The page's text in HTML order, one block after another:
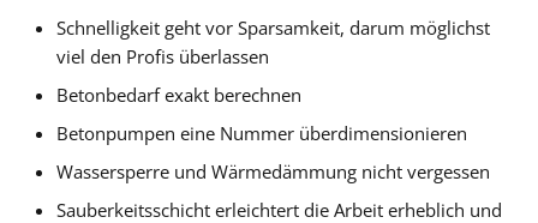
Schnelligkeit geht vor Sparsamkeit, darum möglichst
viel den Profis überlassen
Betonbedarf exakt berechnen
Betonpumpen eine Nummer überdimensionieren
Wassersperre und Wärmedämmung nicht vergessen
Sauberkeitsschicht erleichtert die Arbeit erheblich und